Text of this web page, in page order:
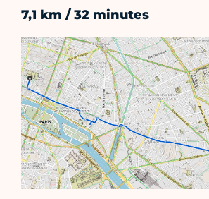
7,1 km / 32 minutes